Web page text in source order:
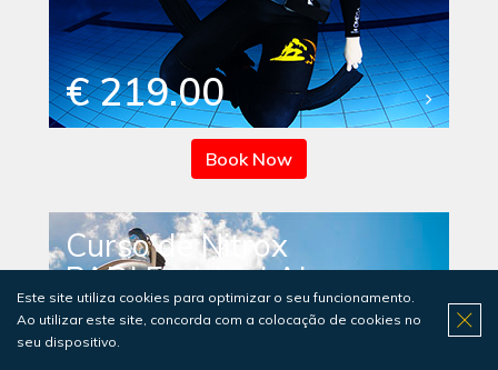
€ 219.00
Book Now
Curso de Nitrox
PADI Enriched Air
Diver Sesimbra
Este site utiliza cookies para optimizar o seu funcionamento.
Ao utilizar este site, concorda com a colocação de cookies no
seu dispositivo.